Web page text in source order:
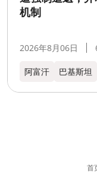
机制
2026年8月06日
阿富汗 巴基斯坦
首